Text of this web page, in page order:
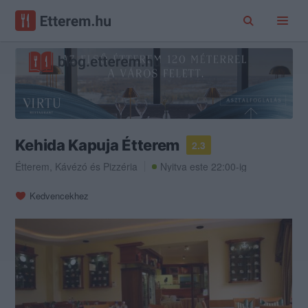
Kehida Kapuja Étterem
2.3
Étterem, Kávézó és Pizzéria Nyitva este 22:00-ig
Kedvencekhez